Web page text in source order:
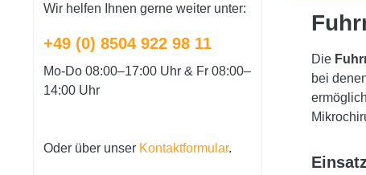
Wir helfen Ihnen gerne weiter unter:
+49 (0) 8504 922 98 11
Mo-Do 08:00–17:00 Uhr & Fr 08:00–
14:00 Uhr
Oder über unser Kontaktformular.
Die
bei